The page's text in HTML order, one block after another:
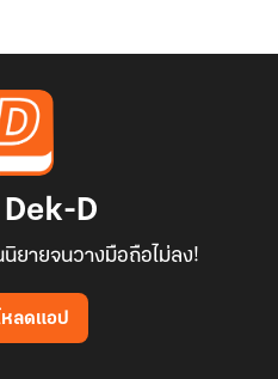
ม่า ที่ตั้งใจถ่ายทอดอารมณ์ความรัก
าใจผิด และกำแพงทิฐิ เพื่อให้เรา
ต้นใหม่
บซึ้งใจ แต่เพื่อให้คุณนักอ่านได้
บกระเทือนความรู้สึก ดังนี้ค่ะ
เรื่อง ตัวละครอาจมีการใช้คำพูด
D
ยายจนวางมือถือไม่ลง!
หลดแอป